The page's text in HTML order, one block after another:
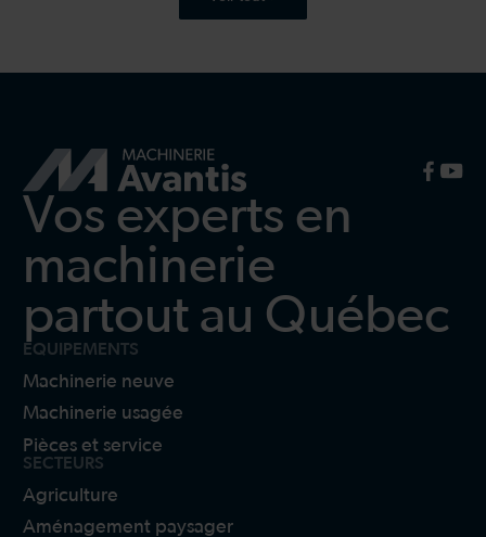
Vos experts en
machinerie
partout au Québec
ÉQUIPEMENTS
Machinerie neuve
Machinerie usagée
Pièces et service
SECTEURS
Agriculture
Aménagement paysager